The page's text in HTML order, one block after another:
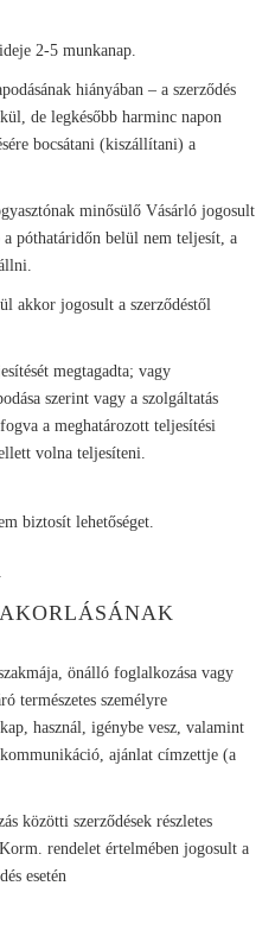
2-5 munkanap.
hiányában – a szerződés
de legkésőbb harminc napon
bocsátani (kiszállítani) a
minősülő Vásárló jogosult
póthatáridőn belül nem teljesít, a
akkor jogosult a szerződéstől
megtagadta; vagy
szerint vagy a szolgáltatás
a meghatározott teljesítési
volna teljesíteni.
biztosít lehetőséget.
önálló foglalkozása vagy
természetes személyre
használ, igénybe vesz, valamint
ajánlat címzettje (a
közötti szerződések részletes
rendelet értelmében jogosult a
esetén